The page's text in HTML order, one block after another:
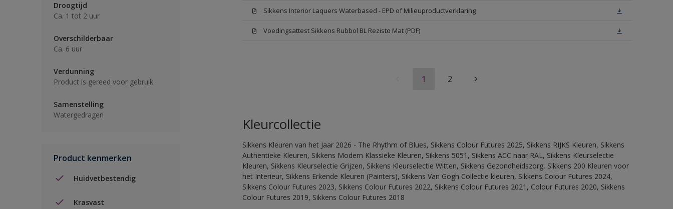
Droogtijd
Ca. 1 tot 2 uur
Overschilderbaar
Ca. 6 uur
Verdunning
Product is gereed voor gebruik
Samenstelling
Watergedragen
Product kenmerken
Huidvetbestendig
Krasvast
Sikkens Interior Laquers Waterbased - EPD of Milieuproductverklaring
Voedingsattest Sikkens Rubbol BL Rezisto Mat (PDF)
1 2
Kleurcollectie
Sikkens Kleuren van het Jaar 2026 - The Rhythm of Blues, Sikkens Colour Futures 2025, Sikkens RIJKS Kleuren, Sikkens
Authentieke Kleuren, Sikkens Modern Klassieke Kleuren, Sikkens 5051, Sikkens ACC naar RAL, Sikkens Kleurselectie
Kleuren, Sikkens Kleurselectie Grijzen, Sikkens Kleurselectie Witten, Sikkens Gezondheidszorg, Sikkens 200 Kleuren voor
het Interieur, Sikkens Erkende Kleuren (Painters), Sikkens Van Gogh Collectie kleuren, Sikkens Colour Futures 2024,
Sikkens Colour Futures 2023, Sikkens Colour Futures 2022, Sikkens Colour Futures 2021, Colour Futures 2020, Sikkens
Colour Futures 2019, Sikkens Colour Futures 2018